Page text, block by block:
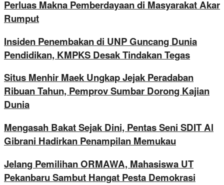
Perluas Makna Pemberdayaan di Masyarakat Akar
Rumput
Insiden Penembakan di UNP Guncang Dunia
Pendidikan, KMPKS Desak Tindakan Tegas
Situs Menhir Maek Ungkap Jejak Peradaban
Ribuan Tahun, Pemprov Sumbar Dorong Kajian
Dunia
Mengasah Bakat Sejak Dini, Pentas Seni SDIT Al
Gibrani Hadirkan Penampilan Memukau
Jelang Pemilihan ORMAWA, Mahasiswa UT
Pekanbaru Sambut Hangat Pesta Demokrasi